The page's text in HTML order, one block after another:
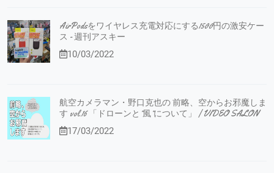
AirPodsをワイヤレス充電対応にする1500円の激安ケー
ス - 週刊アスキー
10/03/2022
航空カメラマン・野口克也の 前略、空からお邪魔しま
す vol.16 「ドローンと”風”について」 | VIDEO SALON
17/03/2022